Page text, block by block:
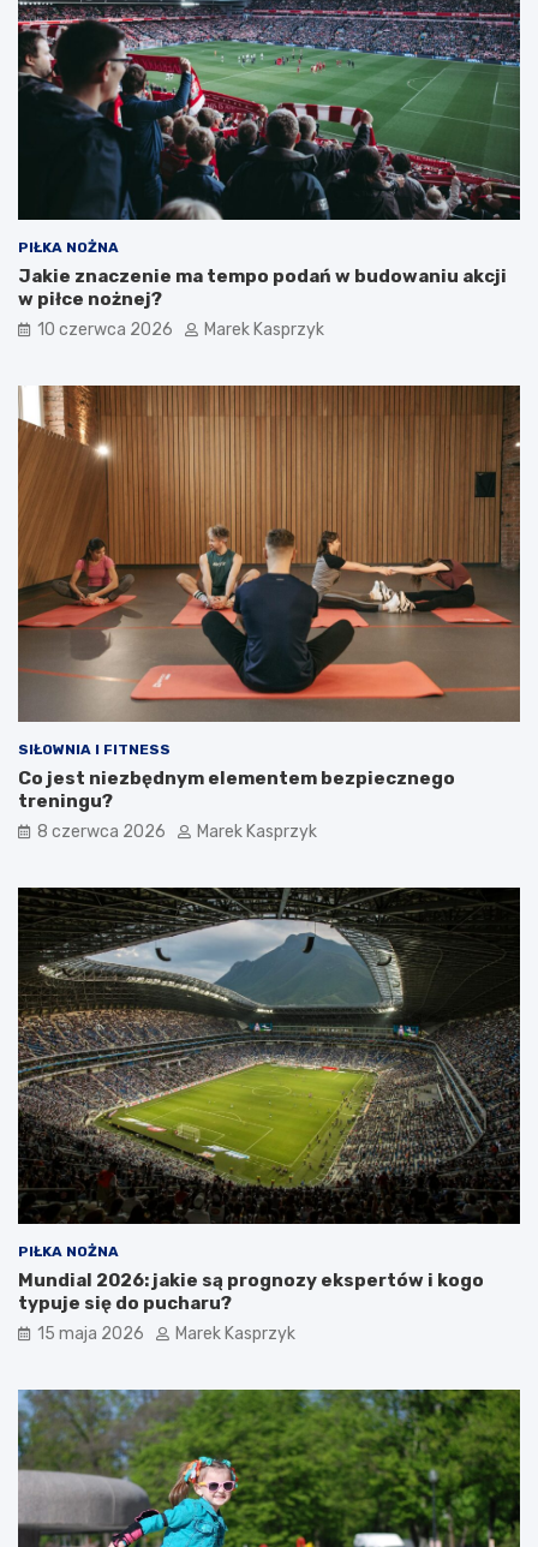
PIŁKA NOŻNA
Jakie znaczenie ma tempo podań w budowaniu akcji
w piłce nożnej?
10 czerwca 2026 Marek Kasprzyk
SIŁOWNIA I FITNESS
Co jest niezbędnym elementem bezpiecznego
treningu?
8 czerwca 2026 Marek Kasprzyk
PIŁKA NOŻNA
Mundial 2026: jakie są prognozy ekspertów i kogo
typuje się do pucharu?
15 maja 2026 Marek Kasprzyk